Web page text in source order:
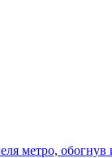
метро,